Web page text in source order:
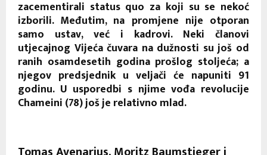
zacementirali status quo za koji su se nekoć
izborili. Međutim, na promjene nije otporan
samo ustav, već i kadrovi. Neki članovi
utjecajnog Vijeća čuvara na dužnosti su još od
ranih osamdesetih godina prošlog stoljeća; a
njegov predsjednik u veljači će napuniti 91
godinu. U usporedbi s njime vođa revolucije
Chameini (78) još je relativno mlad.